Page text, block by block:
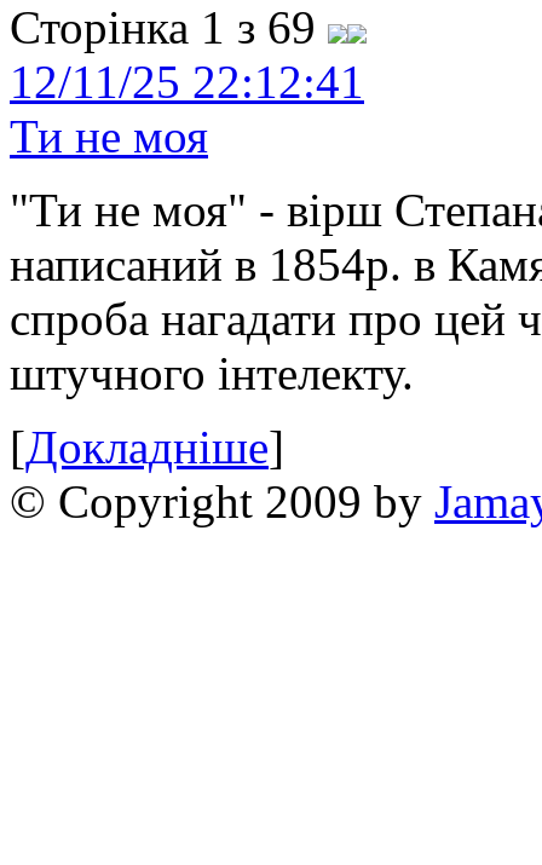
Сторінка 1 з 69
12/11/25 22:12:41
Ти не моя
"Ти не моя" - вірш
написаний в 1854р. в
спроба нагадати про цей
штучного інтелекту.
[Докладніше]
© Copyright 2009 by